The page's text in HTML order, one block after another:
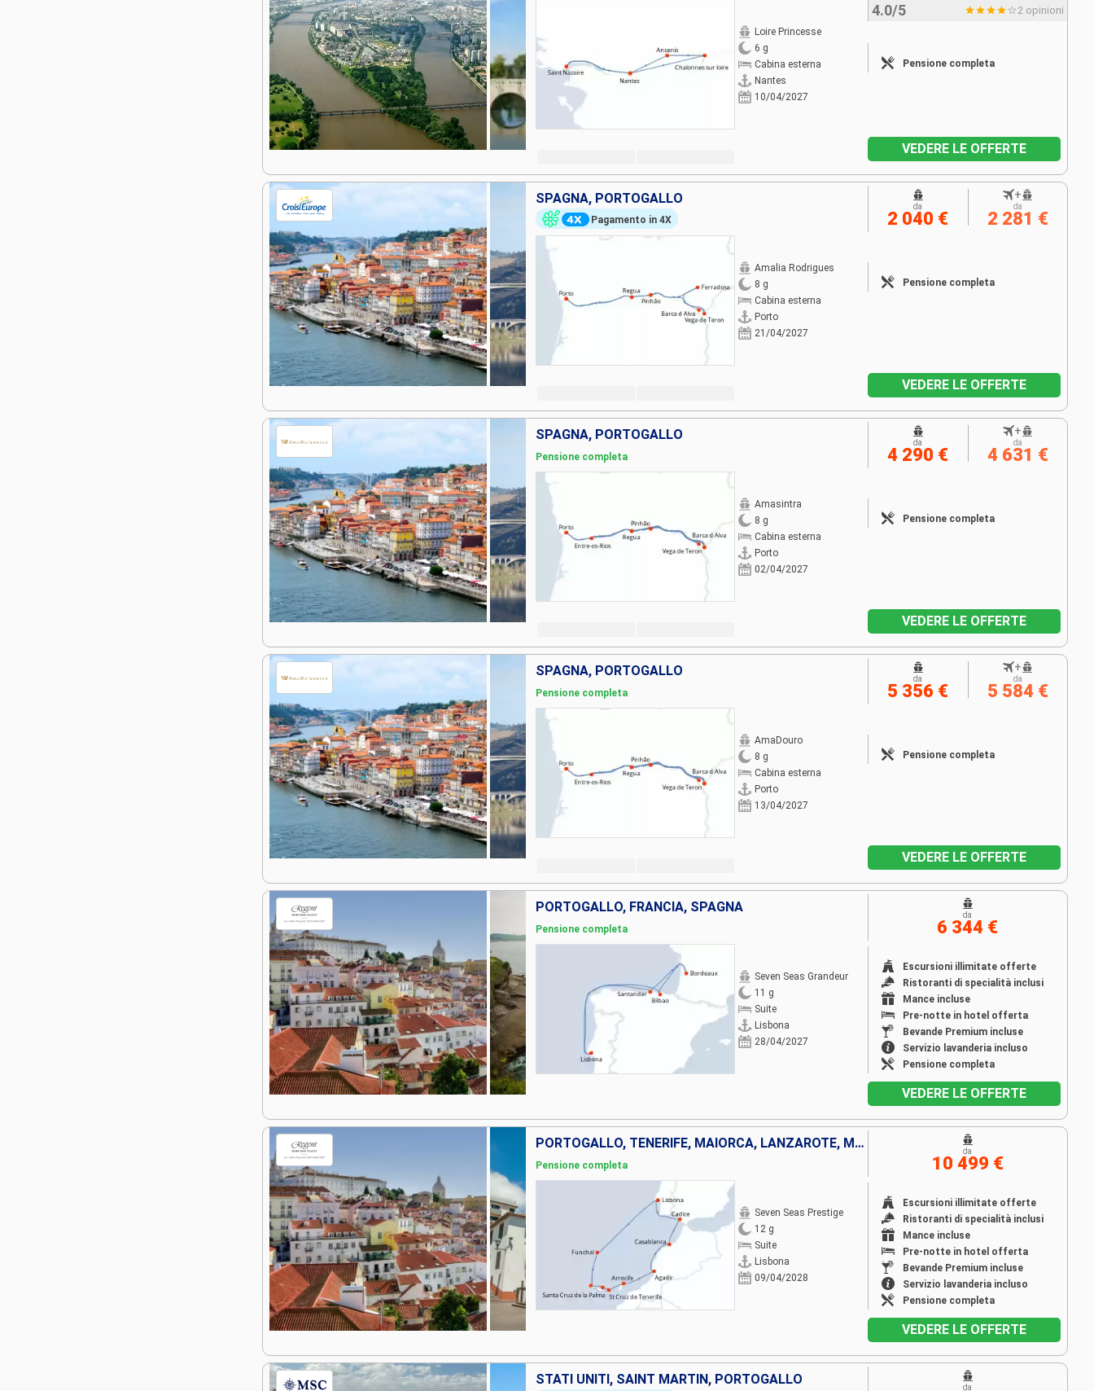
Loire Princesse
6 g
Cabina esterna
Nantes
10/04/2027
4.0/5 2 opinioni
Pensione completa
VEDERE LE OFFERTE
SPAGNA, PORTOGALLO
Pagamento in 4X
Amalia Rodrigues
8 g
Cabina esterna
Porto
21/04/2027
Pensione completa
da
2 040 €
+
da
2 281 €
VEDERE LE OFFERTE
SPAGNA, PORTOGALLO
Pensione completa
Amasintra
8 g
Cabina esterna
Porto
02/04/2027
Pensione completa
da
4 290 €
+
da
4 631 €
VEDERE LE OFFERTE
SPAGNA, PORTOGALLO
Pensione completa
AmaDouro
8 g
Cabina esterna
Porto
13/04/2027
Pensione completa
da
5 356 €
+
da
5 584 €
VEDERE LE OFFERTE
PORTOGALLO, FRANCIA, SPAGNA
Pensione completa
Seven Seas Grandeur
11 g
Suite
Lisbona
28/04/2027
Escursioni illimitate offerte
Ristoranti di specialità inclusi
Mance incluse
Pre-notte in hotel offerta
Bevande Premium incluse
Servizio lavanderia incluso
Pensione completa
da
6 344 €
VEDERE LE OFFERTE
PORTOGALLO, TENERIFE, MAIORCA, LANZAROTE, MAROCCO, SPAGNA
Pensione completa
Seven Seas Prestige
12 g
Suite
Lisbona
09/04/2028
Escursioni illimitate offerte
Ristoranti di specialità inclusi
Mance incluse
Pre-notte in hotel offerta
Bevande Premium incluse
Servizio lavanderia incluso
Pensione completa
da
10 499 €
VEDERE LE OFFERTE
STATI UNITI, SAINT MARTIN, PORTOGALLO
da